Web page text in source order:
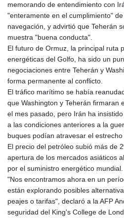
memorando de entendimiento con
"enteramente en el cumplimiento"
navegación, y advirtió que Teherán
muestra "buena conducta".
El futuro de Ormuz, la principal ruta
energéticas del Golfo, ha sido un
negociaciones entre Teherán y
forma permanente al conflicto.
El tráfico marítimo se había
que Washington y Teherán firmaran
el mes pasado, pero Irán ha
a las condiciones anteriores a la
buques podían atravesar el
El precio del petróleo subió más de
apertura de los mercados asiáticos
por el suministro energético mundial.
"Nos encontramos ahora en un
están explorando posibles
peajes o tarifas", declaró a la AFP
seguridad del King's College de